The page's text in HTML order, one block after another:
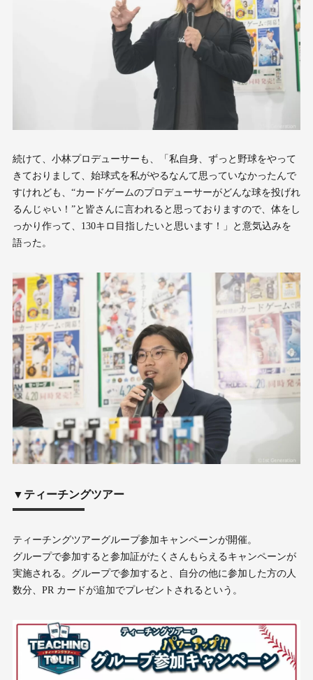
続けて、小林プロデューサーも、「私自身、ずっと野球をやって
きておりまして、始球式を私がやるなんて思っていなかったんで
すけれども、“カードゲームのプロデューサーがどんな球を投げれ
るんじゃい！”と皆さんに言われると思っておりますので、体をし
っかり作って、130キロ目指したいと思います！」と意気込みを
語った。
▼ティーチングツアー
ティーチングツアーグループ参加キャンペーンが開催。
グループで参加すると参加証がたくさんもらえるキャンペーンが
実施される。グループで参加すると、自分の他に参加した方の人
数分、PR カードが追加でプレゼントされるという。